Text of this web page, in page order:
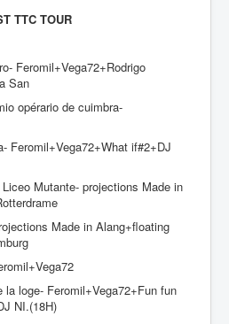
TTC TOUR
Feromil+Vega72+Rodrigo
San
opérario de cuimbra-
Feromil+Vega72+What if#2+DJ
Mutante- projections Made in
Made in Alang+floating
la loge- Feromil+Vega72+Fun fun
NI.(18H)